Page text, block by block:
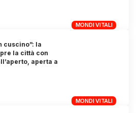
MONDI VITALI
MONDI VITALI
cuscino”: la
la città con
aperta a